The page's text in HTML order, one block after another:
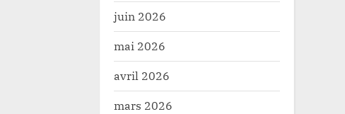
juin 2026
mai 2026
avril 2026
mars 2026